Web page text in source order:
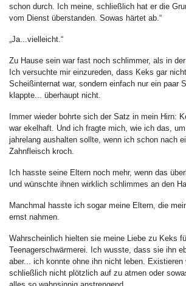
schon durch. Ich meine, schließlich hat er die
vom Dienst überstanden. Sowas härtet ab.“
„Ja...vielleicht.“
Zu Hause sein war fast noch schlimmer, als in
Ich versuchte mir einzureden, dass Keks gar
Scheißinternat war, sondern einfach nur ein paar
klappte... überhaupt nicht.
Immer wieder bohrte sich der Satz in mein Hirn:
war ekelhaft. Und ich fragte mich, wie ich das,
jahrelang aushalten sollte, wenn ich schon nach
Zahnfleisch kroch.
Ich hasste seine Eltern noch mehr, wenn das
und wünschte ihnen wirklich schlimmes an den
Manchmal hasste ich sogar meine Eltern, die
ernst nahmen.
Wahrscheinlich hielten sie meine Liebe zu Keks
Teenagerschwärmerei. Ich wusste, dass sie ihn
aber... ich konnte ohne ihn nicht leben.
schließlich nicht plötzlich auf zu atmen oder